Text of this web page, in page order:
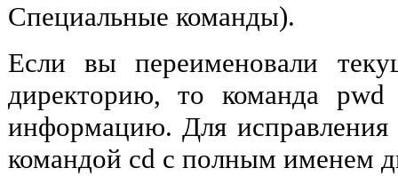
Специальные команды).
Если вы переименовали
директорию, то команда
информацию. Для исправления
командой cd с полным именем